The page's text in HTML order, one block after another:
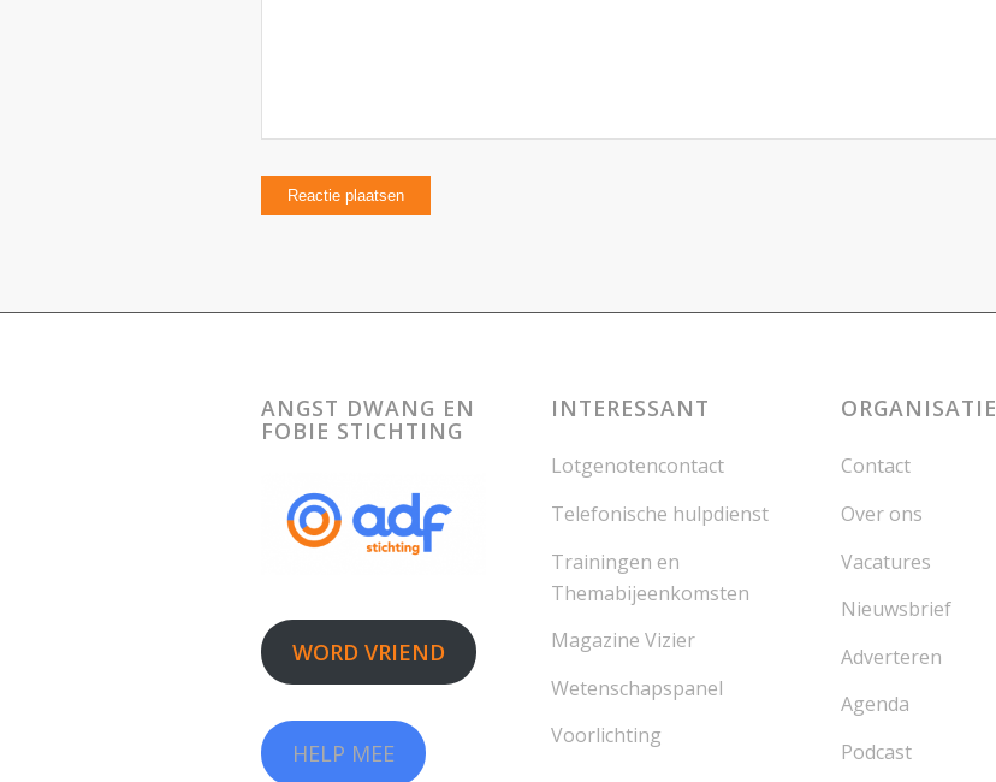
ANGST DWANG EN
FOBIE STICHTING
WORD VRIEND
HELP MEE
INTERESSANT
Lotgenotencontact
Telefonische hulpdienst
Trainingen en
Themabijeenkomsten
Magazine Vizier
Wetenschapspanel
Voorlichting
ORGANISATIE
Contact
Over ons
Vacatures
Nieuwsbrief
Adverteren
Agenda
Podcast